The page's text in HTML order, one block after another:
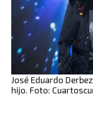
José Eduardo
hijo. Foto: